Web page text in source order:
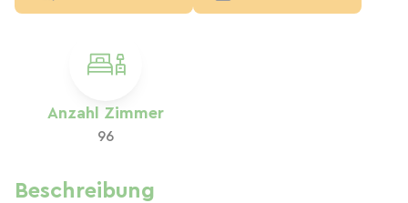
Anzahl Zimmer
96
Beschreibung